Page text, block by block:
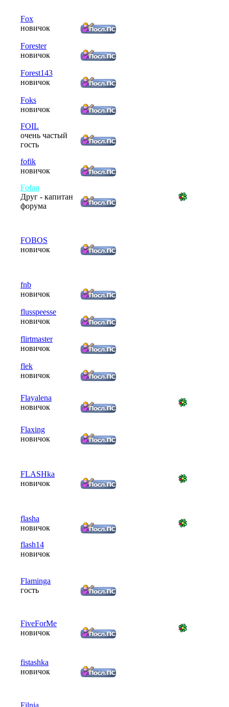
Fox
новичок
Forester
новичок
Forest143
новичок
Foks
новичок
FOIL
очень частый
гость
fofik
новичок
Fofan
Друг - капитан
форума
FOBOS
новичок
fnb
новичок
flusspeesse
новичок
flirtmaster
новичок
flek
новичок
Flayalena
новичок
Flaxing
новичок
FLASHka
новичок
flasha
новичок
flash14
новичок
Flaminga
гость
FiveForMe
новичок
fistashka
новичок
Filnia